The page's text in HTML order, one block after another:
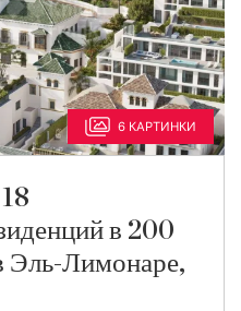
6 КАРТИНКИ
в 200
Эль-Лимонаре,